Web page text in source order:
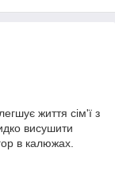
життя сім'ї з
висушити
в калюжах.